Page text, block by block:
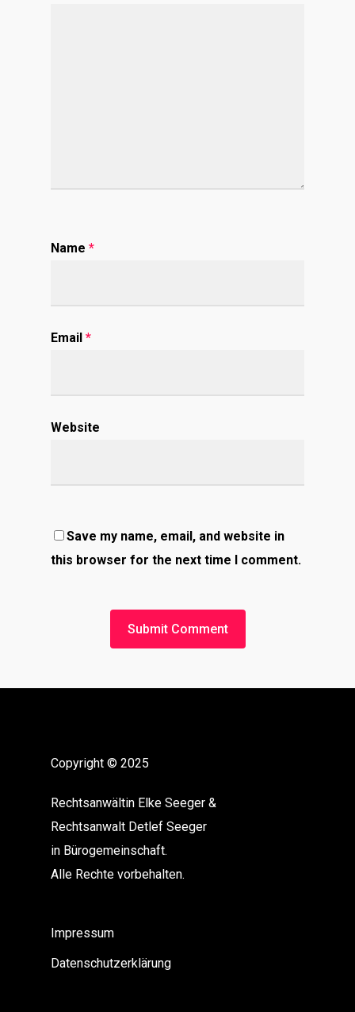
Name *
Email *
Website
Save my name, email, and website in
this browser for the next time I comment.
Copyright © 2025
Rechtsanwältin Elke Seeger &
Rechtsanwalt Detlef Seeger
in Bürogemeinschaft.
Alle Rechte vorbehalten.
Impressum
Datenschutzerklärung